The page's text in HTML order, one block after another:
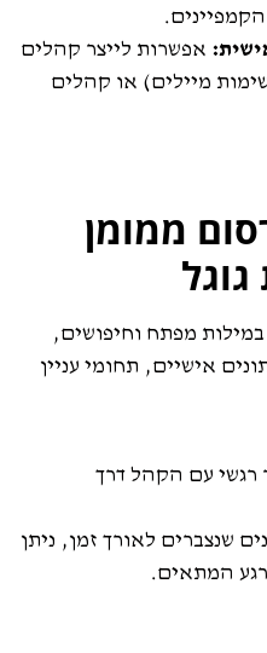
אפשרות לייצר קהלים
מיילים) או קהלים
ממומן
מפתח וחיפושים,
אישיים, תחומי עניין
רגשי עם הקהל דרך
שנצברים לאורך זמן, ניתן
המתאים.